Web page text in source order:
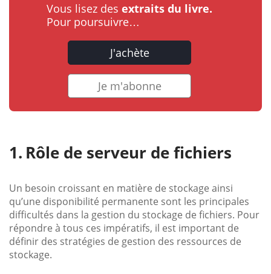
Vous lisez des extraits du livre.
Pour poursuivre…
J'achète
Je m'abonne
Rôle de serveur de fichiers
Un besoin croissant en matière de stockage ainsi
qu’une disponibilité permanente sont les principales
difficultés dans la gestion du stockage de fichiers. Pour
répondre à tous ces impératifs, il est important de
définir des stratégies de gestion des ressources de
stockage.